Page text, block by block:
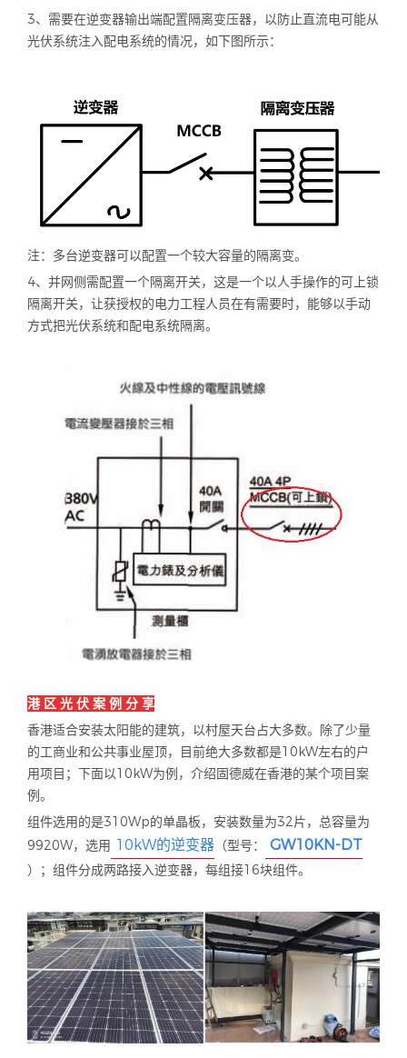
3、需要在逆变器输出端配置隔离变压器，以防止直流电可能从
光伏系统注入配电系统的情况，如下图所示：
注：多台逆变器可以配置一个较大容量的隔离变。
4、并网侧需配置一个隔离开关，这是一个以人手操作的可上锁
隔离开关，让获授权的电力工程人员在有需要时，能够以手动
方式把光伏系统和配电系统隔离。
港 区 光 伏 案 例 分 享
香港适合安装太阳能的建筑，以村屋天台占大多数。除了少量
的工商业和公共事业屋顶，目前绝大多数都是10kW左右的户
用项目；下面以10kW为例，介绍固德威在香港的某个项目案
例。
组件选用的是310Wp的单晶板，安装数量为32片，总容量为
9920W，选用 10kW的逆变器 （型号： GW10KN-DT
）；组件分成两路接入逆变器，每组接16块组件。